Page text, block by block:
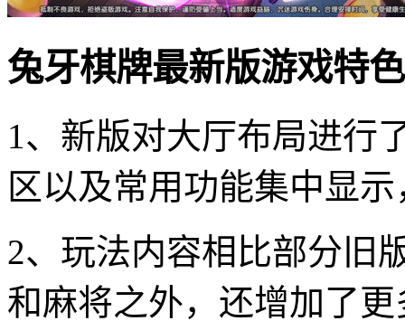
兔牙棋牌最新版游戏特色
1、新版对大厅布局进行
区以及常用功能集中显
2、玩法内容相比部分旧
和麻将之外，还增加了